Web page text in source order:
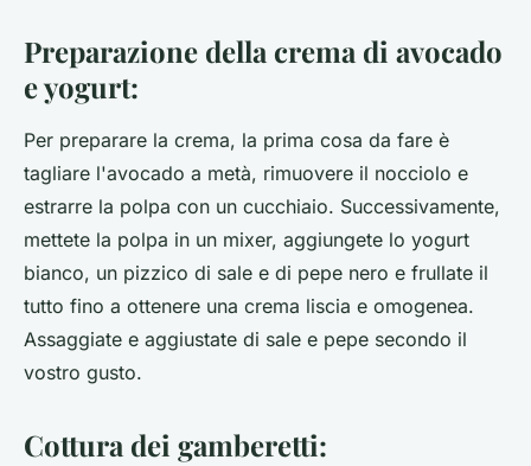
Preparazione della crema di avocado
e yogurt:
Per preparare la crema, la prima cosa da fare è
tagliare l'avocado a metà, rimuovere il nocciolo e
estrarre la polpa con un cucchiaio. Successivamente,
mettete la polpa in un mixer, aggiungete lo yogurt
bianco, un pizzico di sale e di pepe nero e frullate il
tutto fino a ottenere una crema liscia e omogenea.
Assaggiate e aggiustate di sale e pepe secondo il
vostro gusto.
Cottura dei gamberetti: